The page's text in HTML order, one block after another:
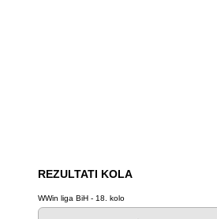
REZULTATI KOLA
WWin liga BiH - 18. kolo